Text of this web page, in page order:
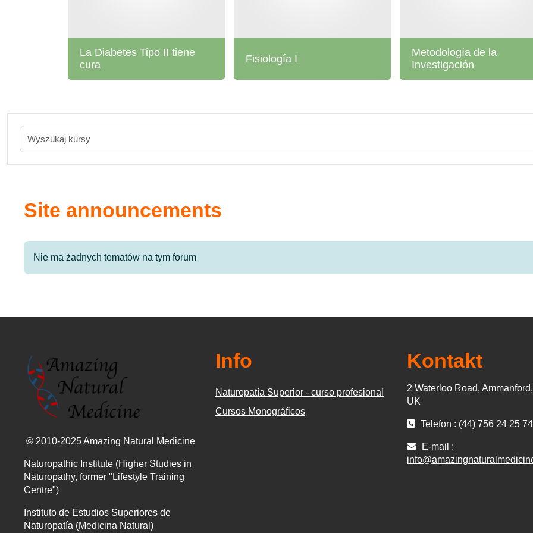
La Diabetes Tipo II tiene
cura
Fisiología I
Metodología de la
Investigación
Site announcements
Nie ma żadnych tematów na tym forum
© 2010-2025 Amazing Natural Medicine
Naturopathic Institute (Higher Studies in
Naturopathy, former "Lifestyle Training
Centre")
Instituto de Estudios Superiores de
Naturopatía (Medicina Natural)
Info
Naturopatía Superior - curso profesional
Cursos Monográficos
Kontakt
2 Waterloo Road,
UK
Telefon : (44) 756 24 25
E-mail :